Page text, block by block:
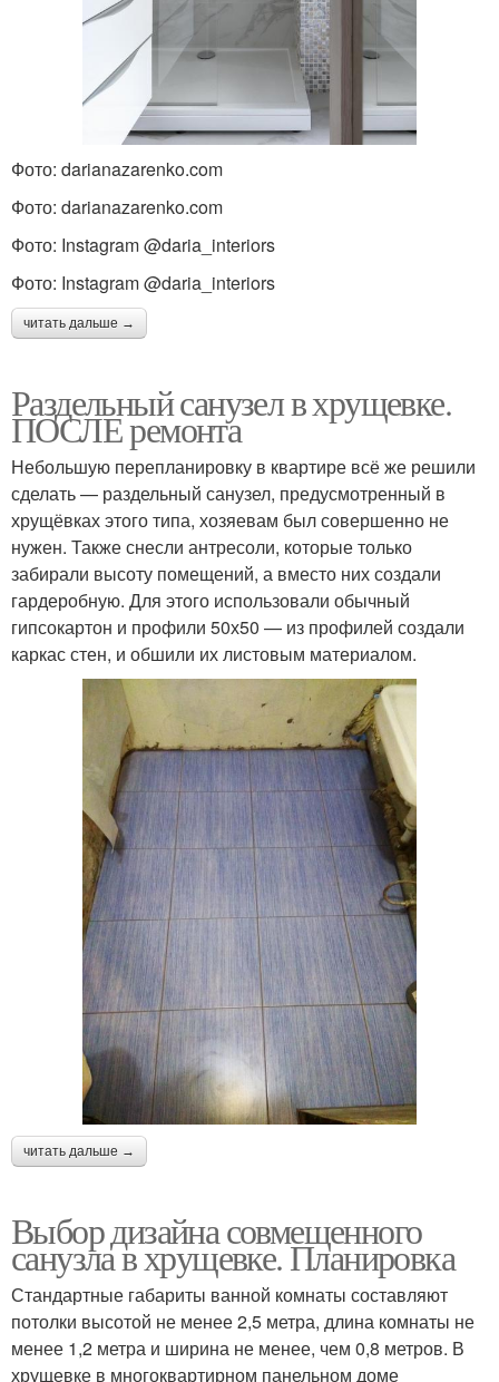
Фото: darianazarenko.com
Фото: darianazarenko.com
Фото: Instagram @daria_interiors
Фото: Instagram @daria_interiors
читать дальше →
Раздельный санузел в хрущевке.
ПОСЛЕ ремонта
Небольшую перепланировку в квартире всё же решили
сделать — раздельный санузел, предусмотренный в
хрущёвках этого типа, хозяевам был совершенно не
нужен. Также снесли антресоли, которые только
забирали высоту помещений, а вместо них создали
гардеробную. Для этого использовали обычный
гипсокартон и профили 50х50 — из профилей создали
каркас стен, и обшили их листовым материалом.
читать дальше →
Выбор дизайна совмещенного
санузла в хрущевке. Планировка
Стандартные габариты ванной комнаты составляют
потолки высотой не менее 2,5 метра, длина комнаты не
менее 1,2 метра и ширина не менее, чем 0,8 метров. В
хрущевке в многоквартирном панельном доме